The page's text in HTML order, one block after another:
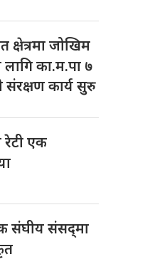
क्षेत्रमा जोखिम
का.म.पा ७
संरक्षण कार्य सुरु
रेटी एक
संघीय संसद्‌मा